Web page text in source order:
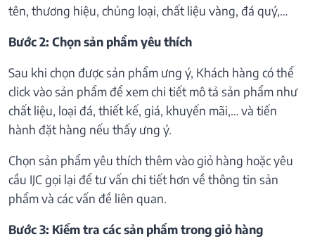
tên, thương hiệu, chủng loại, chất liệu vàng, đá quý,…
Bước 2: Chọn sản phẩm yêu thích
Sau khi chọn được sản phẩm ưng ý, Khách hàng có thể
click vào sản phẩm để xem chi tiết mô tả sản phẩm như
chất liệu, loại đá, thiết kế, giá, khuyến mãi,… và tiến
hành đặt hàng nếu thấy ưng ý.
Chọn sản phẩm yêu thích thêm vào giỏ hàng hoặc yêu
cầu IJC gọi lại để tư vấn chi tiết hơn về thông tin sản
phẩm và các vấn đề liên quan.
Bước 3: Kiểm tra các sản phẩm trong giỏ hàng